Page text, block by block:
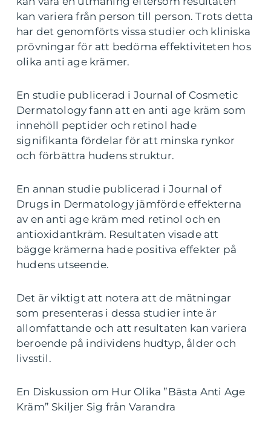
kan variera från person till person. Trots detta
har det genomförts vissa studier och kliniska
prövningar för att bedöma effektiviteten hos
olika anti age krämer.
En studie publicerad i Journal of Cosmetic
Dermatology fann att en anti age kräm som
innehöll peptider och retinol hade
signifikanta fördelar för att minska rynkor
och förbättra hudens struktur.
En annan studie publicerad i Journal of
Drugs in Dermatology jämförde effekterna
av en anti age kräm med retinol och en
antioxidantkräm. Resultaten visade att
bägge krämerna hade positiva effekter på
hudens utseende.
Det är viktigt att notera att de mätningar
som presenteras i dessa studier inte är
allomfattande och att resultaten kan variera
beroende på individens hudtyp, ålder och
livsstil.
En Diskussion om Hur Olika ”Bästa Anti Age
Kräm” Skiljer Sig från Varandra